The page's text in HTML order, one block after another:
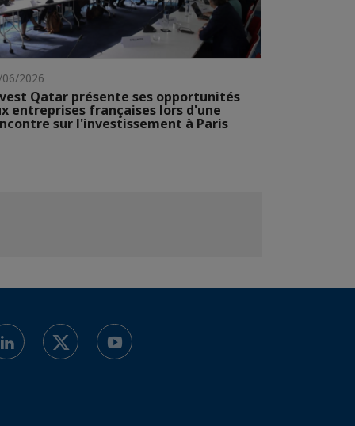
2026
Qatar présente ses opportunités
entreprises françaises lors d'une
sur l'investissement à Paris